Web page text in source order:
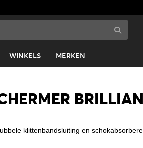
WINKELS MERKEN
klittenbandsluiting en